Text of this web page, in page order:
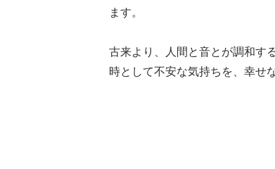
ます。
古来より、人間と音とが調和す
時として不安な気持ちを、幸せ